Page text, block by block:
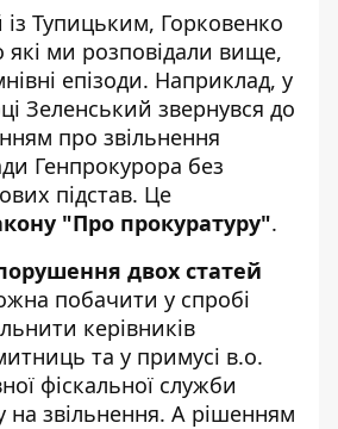
із Тупицьким, Горковенко
ми розповідали вище,
епізоди. Наприклад, у
Зеленський звернувся до
про звільнення
Генпрокурора без
підстав. Це
"Про прокуратуру".
двох статей
побачити у спробі
керівників
та у примусі в.о.
фіскальної служби
на звільнення. А рішенням